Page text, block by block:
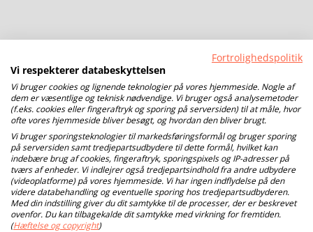
Fortrolighedspolitik
Vi respekterer databeskyttelsen
Vi bruger cookies og lignende teknologier på vores hjemmeside. Nogle af
dem er væsentlige og teknisk nødvendige. Vi bruger også analysemetoder
(f.eks. cookies eller fingeraftryk og sporing på serversiden) til at måle, hvor
ofte vores hjemmeside bliver besøgt, og hvordan den bliver brugt.
Vi bruger sporingsteknologier til markedsføringsformål og bruger sporing
på serversiden samt tredjepartsudbydere til dette formål, hvilket kan
indebære brug af cookies, fingeraftryk, sporingspixels og IP-adresser på
tværs af enheder. Vi indlejrer også tredjepartsindhold fra andre udbydere
(videoplatforme) på vores hjemmeside. Vi har ingen indflydelse på den
videre databehandling og eventuelle sporing hos tredjepartsudbyderen.
Med din indstilling giver du dit samtykke til de processer, der er beskrevet
ovenfor. Du kan tilbagekalde dit samtykke med virkning for fremtiden.
(Hæftelse og copyright)